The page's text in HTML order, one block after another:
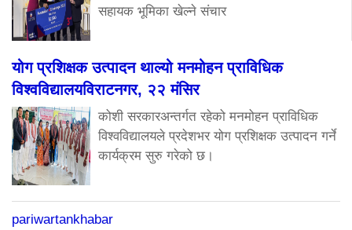
सहायक भूमिका खेल्ने संचार
योग प्रशिक्षक उत्पादन थाल्यो मनमोहन प्राविधिक
विश्वविद्यालयविराटनगर, २२ मंसिर
कोशी सरकारअन्तर्गत रहेको मनमोहन प्राविधिक
विश्वविद्यालयले प्रदेशभर योग प्रशिक्षक उत्पादन गर्ने
कार्यक्रम सुरु गरेको छ।
pariwartankhabar